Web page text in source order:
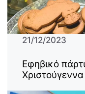
21/12/2023
Εφηβικό
Χριστούγεννα